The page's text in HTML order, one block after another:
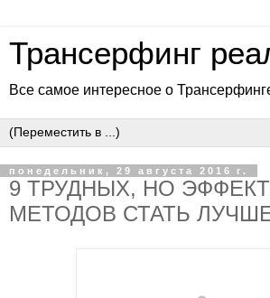
Трансерфинг
Все самое интересное о
понедельник, 29 августа 2016 г.
9 ТРУДНЫХ, НО
МЕТОДОВ СТАТЬ